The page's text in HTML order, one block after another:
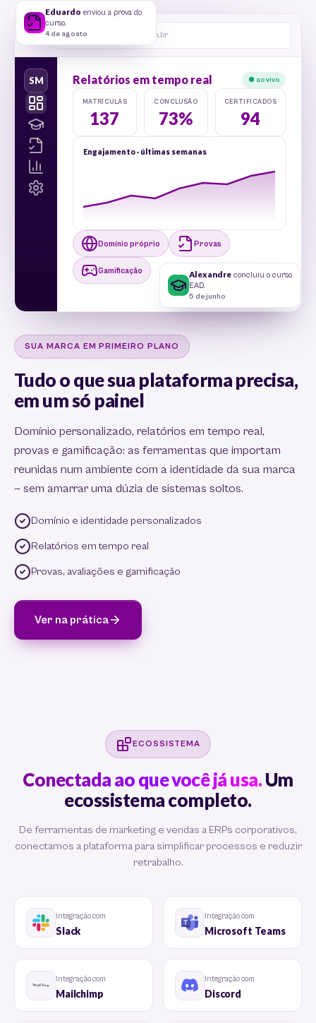
SUA MARCA EM PRIMEIRO PLANO
Tudo o que sua plataforma precisa,
em um só painel
Domínio personalizado, relatórios em tempo real,
provas e gamificação: as ferramentas que importam
reunidas num ambiente com a identidade da sua marca
— sem amarrar uma dúzia de sistemas soltos.
Domínio e identidade personalizados
Relatórios em tempo real
Provas, avaliações e gamificação
Ver na prática
Eduardo enviou a prova do
curso.
4 de agosto
Alexandre concluiu o curso
EAD.
5 de junho
cursos.suamarca.com.br
SM Relatórios em tempo real ● ao vivo
MATRÍCULAS
137
CONCLUSÃO
73%
CERTIFICADOS
94
Engajamento · últimas semanas
Domínio próprio Provas
Gamificação
ECOSSISTEMA
Conectada ao que você já usa.Um
ecossistema completo.
De ferramentas de marketing e vendas a ERPs corporativos,
conectamos a plataforma para simplificar processos e reduzir
retrabalho.
Integração com
Slack
Integração com
Microsoft Teams
Integração com
Mailchimp
Integração com
Discord